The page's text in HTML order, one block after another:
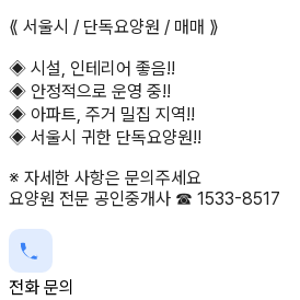
⟪ 서울시 / 단독요양원 / 매매 ⟫
◈ 시설, 인테리어 좋음!!
◈ 안정적으로 운영 중!!
◈ 아파트, 주거 밀집 지역!!
◈ 서울시 귀한 단독요양원!!
※ 자세한 사항은 문의주세요
요양원 전문 공인중개사 ☎ 1533-8517
전화 문의